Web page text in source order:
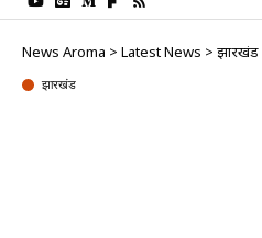
News Aroma > Latest News > झारखंड
झारखंड